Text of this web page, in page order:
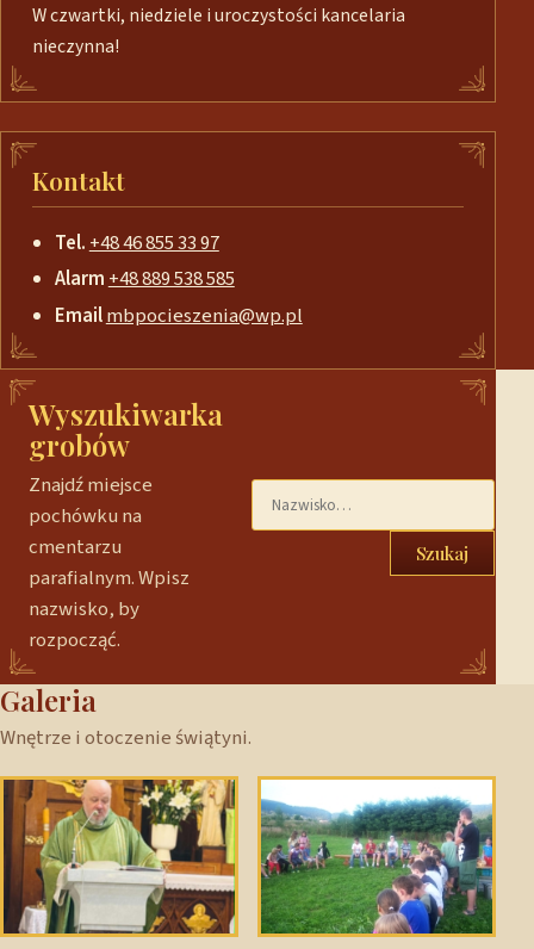
W czwartki, niedziele i uroczystości kancelaria
nieczynna!
Kontakt
Tel. +48 46 855 33 97
Alarm+48 889 538 585
Emailmbpocieszenia@wp.pl
Wyszukiwarka
grobów
Znajdź miejsce
pochówku na
cmentarzu
parafialnym. Wpisz
nazwisko, by
rozpocząć.
Szukaj
Galeria
Wnętrze i otoczenie świątyni.